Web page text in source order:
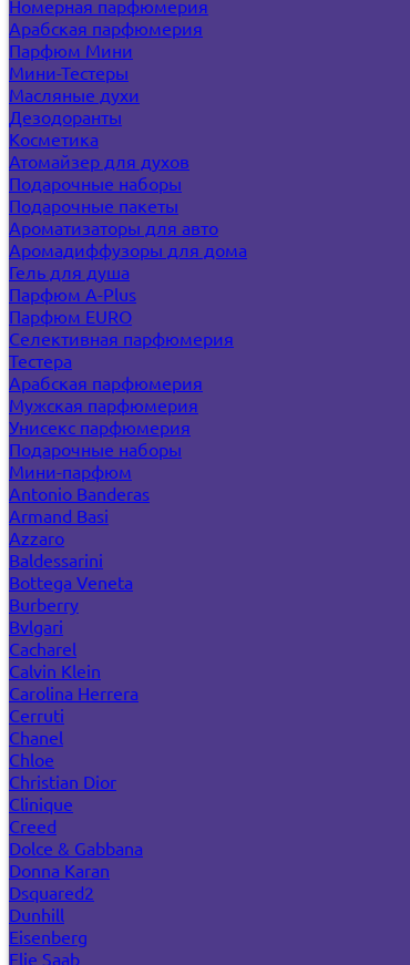
Номерная парфюмерия
Арабская парфюмерия
Парфюм Мини
Мини-Тестеры
Масляные духи
Дезодоранты
Косметика
Атомайзер для духов
Подарочные наборы
Подарочные пакеты
Ароматизаторы для авто
Аромадиффузоры для дома
Гель для душа
Парфюм A-Plus
Парфюм EURO
Селективная парфюмерия
Тестера
Арабская парфюмерия
Мужская парфюмерия
Унисекс парфюмерия
Подарочные наборы
Мини-парфюм
Antonio Banderas
Armand Basi
Azzaro
Baldessarini
Bottega Veneta
Burberry
Bvlgari
Cacharel
Calvin Klein
Carolina Herrera
Cerruti
Chanel
Chloe
Christian Dior
Clinique
Creed
Dolce & Gabbana
Donna Karan
Dsquared2
Dunhill
Eisenberg
Elie Saab